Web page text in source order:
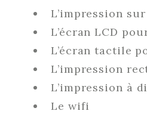
L’impression
L’écran LCD
L’écran tactile
L’impression
L’impression à
Le wifi